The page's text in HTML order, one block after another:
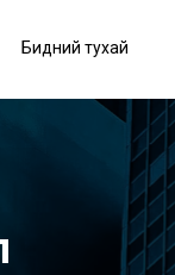
Бидний тухай